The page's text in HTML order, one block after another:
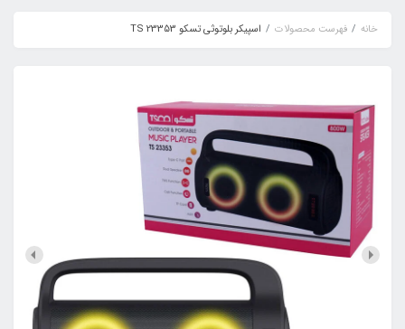
خانه فهرست محصولات اسپیکر بلوتوثی تسکو TS 23353